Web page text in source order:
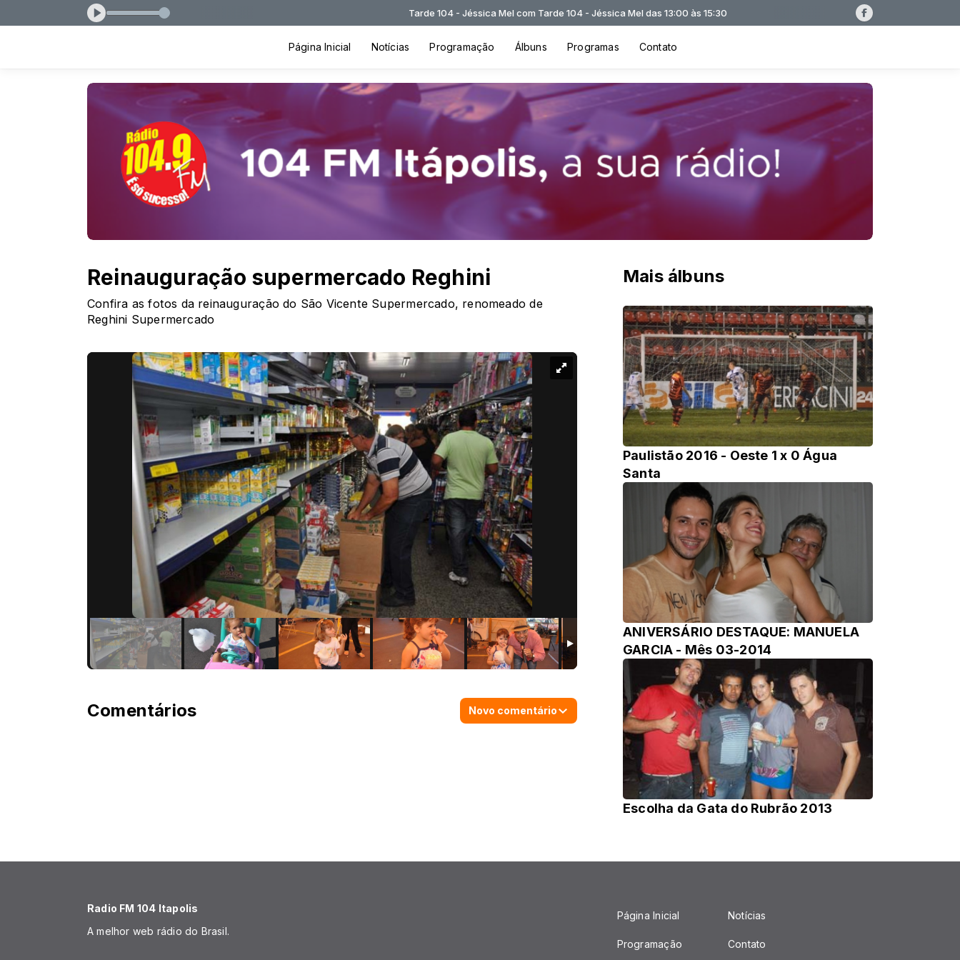
Tarde 104 - Jéssica Mel com Tarde 104 - Jéssica Mel das 13:00 às 15:30
Página Inicial Notícias Programação Álbuns Programas Contato
Reinauguração supermercado Reghini
Confira as fotos da reinauguração do São Vicente Supermercado, renomeado de
Reghini Supermercado
Mais álbuns
Paulistão 2016 - Oeste 1 x 0 Água
Santa
ANIVERSÁRIO DESTAQUE: MANUELA
GARCIA - Mês 03-2014
Escolha da Gata do Rubrão 2013
Comentários Novo comentário
Radio FM 104 Itapolis
A melhor web rádio do Brasil.
Página Inicial
Programação
Notícias
Contato